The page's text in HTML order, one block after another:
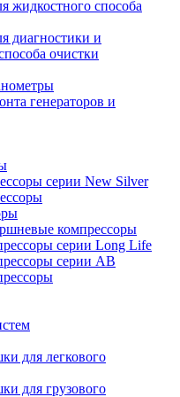
жидкостного способа
диагностики и
очистки
генераторов и
серии New Silver
компрессоры
серии Long Life
серии AB
для легкового
для грузового